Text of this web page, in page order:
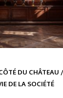
DU CHÂTEAU /
DE LA SOCIÉTÉ